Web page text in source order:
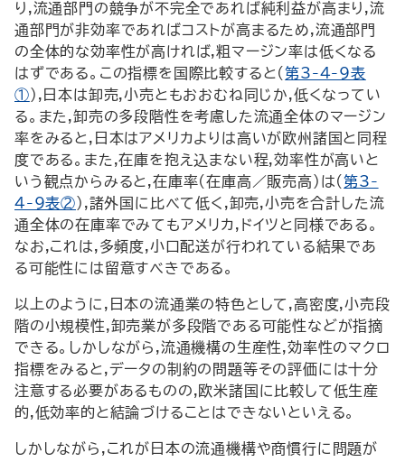
り,流通部門の競争が不完全であれば純利益が高まり,流
通部門が非効率であればコストが高まるため,流通部門
の全体的な効率性が高ければ,粗マージン率は低くなる
はずである。この指標を国際比較すると(第3-4-9表
①),日本は卸売,小売ともおおむね同じか,低くなってい
る。また,卸売の多段階性を考慮した流通全体のマージン
率をみると,日本はアメリカよりは高いが欧州諸国と同程
度である。また,在庫を抱え込まない程,効率性が高いと
いう観点からみると,在庫率(在庫高／販売高)は(第3-
4-9表②),諸外国に比べて低く,卸売,小売を合計した流
通全体の在庫率でみてもアメリカ,ドイツと同様である。
なお,これは,多頻度,小口配送が行われている結果であ
る可能性には留意すべきである。
以上のように,日本の流通業の特色として,高密度,小売段
階の小規模性,卸売業が多段階である可能性などが指摘
できる。しかしながら,流通機構の生産性,効率性のマクロ
指標をみると,データの制約の問題等その評価には十分
注意する必要があるものの,欧米諸国に比較して低生産
的,低効率的と結論づけることはできないといえる。
しかしながら,これが日本の流通機構や商慣行に問題が